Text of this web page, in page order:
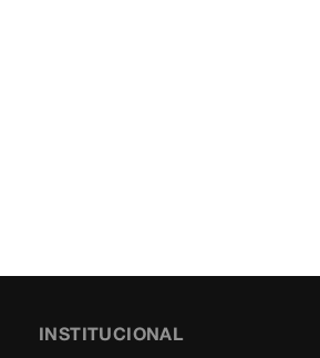
INSTITUCIONAL